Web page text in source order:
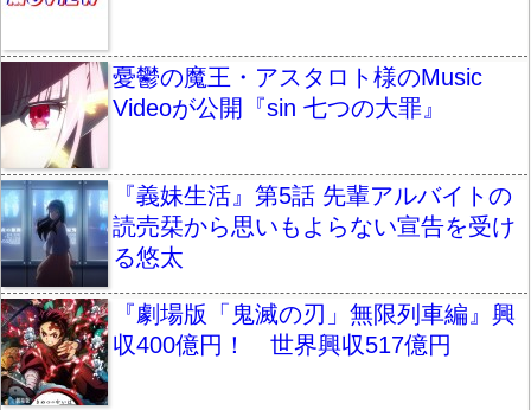
憂鬱の魔王・アスタロト様のMusic
Videoが公開『sin 七つの大罪』
『義妹生活』第5話 先輩アルバイトの
読売栞から思いもよらない宣告を受け
る悠太
『劇場版「鬼滅の刃」無限列車編』興
収400億円！ 世界興収517億円